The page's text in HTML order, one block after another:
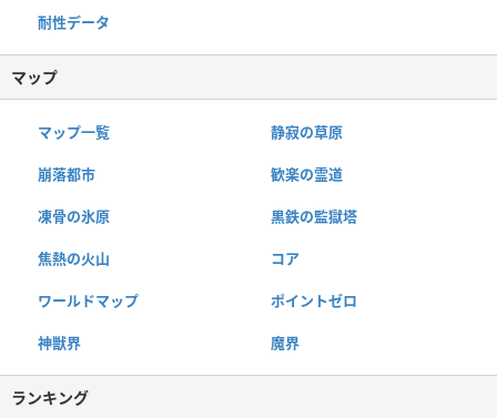
耐性データ
マップ
マップ一覧 静寂の草原
崩落都市 歓楽の霊道
凍骨の氷原 黒鉄の監獄塔
焦熱の火山 コア
ワールドマップ ポイントゼロ
神獣界 魔界
ランキング